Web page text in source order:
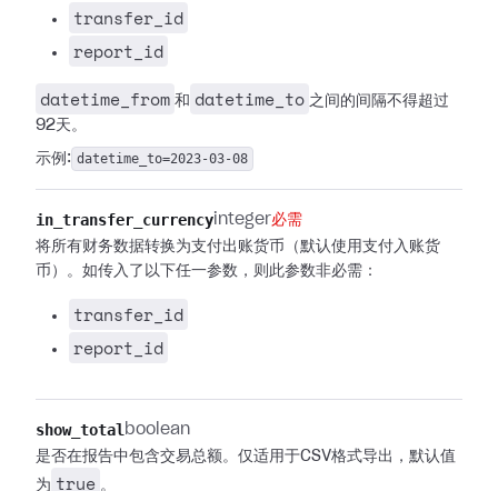
transfer_id
report_id
datetime_from 和 datetime_to 之间的间隔不得超过
92天。
示例: datetime_to=2023-03-08
in_transfer_currency integer必需
将所有财务数据转换为支付出账货币（默认使用支付入账货
币）。如传入了以下任一参数，则此参数非必需：
transfer_id
report_id
show_total boolean
是否在报告中包含交易总额。仅适用于CSV格式导出，默认值
为 true 。